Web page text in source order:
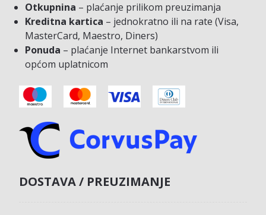
Otkupnina – plaćanje prilikom preuzimanja
Kreditna kartica – jednokratno ili na rate (Visa,
MasterCard, Maestro, Diners)
Ponuda – plaćanje Internet bankarstvom ili
općom uplatnicom
DOSTAVA / PREUZIMANJE